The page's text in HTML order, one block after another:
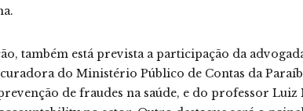
também está prevista a participação da
do Ministério Público de Contas da
de fraudes na saúde, e do professor